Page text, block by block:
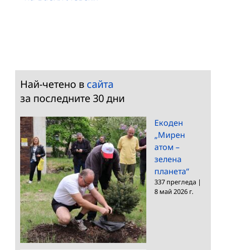
Най-четено в сайта
за последните 30 дни
Екоден
„Мирен
атом –
зелена
планета“
337 прегледа |
8 май 2026 г.